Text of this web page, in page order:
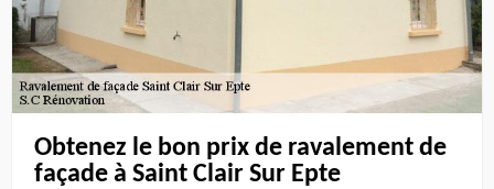
Obtenez le bon prix de ravalement de
façade à Saint Clair Sur Epte